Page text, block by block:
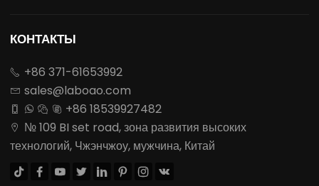
КОНТАКТЫ
 +86 371-61653992
 sales@laboao.com
    +86 18539927482

№ 109 BI set road, зона развития высоких
технологий, Чжэнчжоу, мужчина, Китай
       